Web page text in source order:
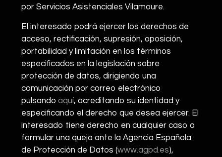
por Servicios Asistenciales Vilamoure.
El interesado podrá ejercer los derechos de
acceso, rectificación, supresión, oposición,
portabilidad y limitación en los términos
especificados en la legislación sobre
protección de datos, dirigiendo una
comunicación por correo electrónico
pulsando aquí, acreditando su identidad y
especificando el derecho que desea ejercer. El
interesado tiene derecho en cualquier caso a
formular una queja ante la Agencia Española
de Protección de Datos (www.agpd.es),